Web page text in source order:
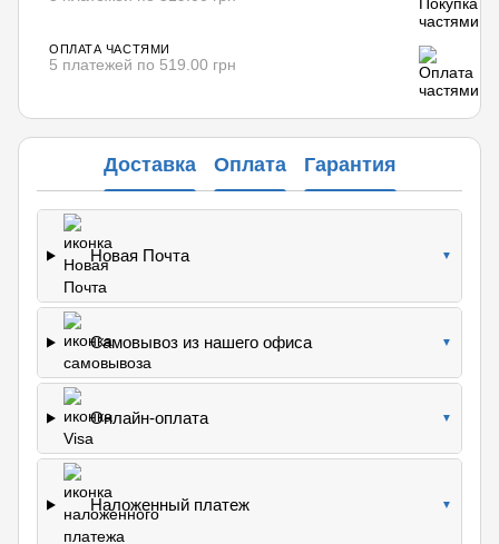
ОПЛАТА ЧАСТЯМИ
5 платежей по 519.00 грн
Доставка Оплата Гарантия
Новая Почта ▼
Самовывоз из нашего офиса ▼
Онлайн-оплата ▼
Наложенный платеж ▼